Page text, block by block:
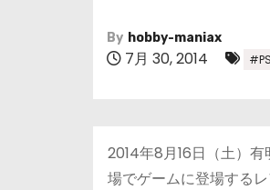
By hobby-maniax
7月 30, 2014
2014年8月16日（土）
場でゲームに登場する